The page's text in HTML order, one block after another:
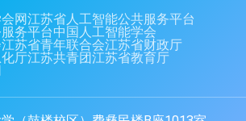
网江苏省人工智能公共服务平台
务平台中国人工智能学会
江苏省青年联合会江苏省财政厅
厅江苏共青团江苏省教育厅